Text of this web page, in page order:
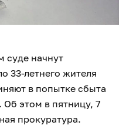
суде начнут
33-летнего жителя
в попытке сбыта
этом в пятницу, 7
прокуратура.